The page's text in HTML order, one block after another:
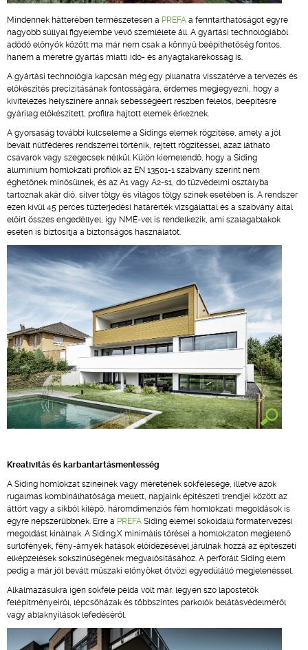
Mindennek hátterében természetesen a PREFA a fenntarthatóságot egyre
nagyobb súllyal figyelembe vevő szemlélete áll. A gyártási technológiából
adódó előnyök között ma már nem csak a könnyű beépíthetőség fontos,
hanem a méretre gyártás miatti idő- és anyagtakarékosság is.
A gyártási technológia kapcsán még egy pillanatra visszatérve a tervezés és
előkészítés precizitásának fontosságára, érdemes megjegyezni, hogy a
kivitelezés helyszínére annak sebességéért részben felelős, beépítésre
gyárilag előkészített, profilra hajtott elemek érkeznek.
A gyorsaság további kulcseleme a Sidings elemek rögzítése, amely a jól
bevált nútféderes rendszerrel történik, rejtett rögzítéssel, azaz látható
csavarok vagy szegecsek nélkül. Külön kiemelendő, hogy a Siding
alumínium homlokzati profilok az EN 13501-1 szabvány szerint nem
éghetőnek minősülnek, és az A1 vagy A2-s1, d0 tűzvédelmi osztályba
tartoznak akár dió, silver tölgy és világos tölgy színek esetében is. A rendszer
ezen kívül 45 perces tűzterjedési határérték vizsgálattal és a szabvány által
előírt összes engedéllyel, így NMÉ-vel is rendelkezik, ami szalagablakok
esetén is biztosítja a biztonságos használatot.
Kreativitás és karbantartásmentesség
A Siding homlokzat színeinek vagy méretének sokfélesége, illetve azok
rugalmas kombinálhatósága mellett, napjaink építészeti trendjei között az
áttört vagy a síkból kilépő, háromdimenziós fém homlokzati megoldások is
egyre népszerűbbnek. Erre a PREFA Siding elemei sokoldalú formatervezési
megoldást kínálnak. A Siding.X minimális törései a homlokzaton megjelenő
surlófények, fény-árnyék hatások előidézésével járulnak hozzá az építészeti
elképzelések sokszínűségének megvalósításához. A perforált Siding elem
pedig a már jól bevált műszaki előnyöket ötvözi egyedülálló megjelenéssel.
Alkalmazásukra igen sokféle példa volt már: legyen szó lapostetők
felépítményeiről, lépcsőházak és többszintes parkolók belátásvédelméről
vagy ablaknyílások lefedéséről.